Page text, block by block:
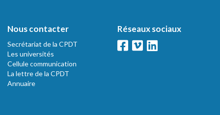
Nous contacter
Secrétariat de la CPDT
Les universités
Cellule communication
La lettre de la CPDT
Annuaire
Réseaux sociaux